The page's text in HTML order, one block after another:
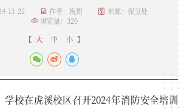
11-22 作者：祝贺
来源：保卫处
浏览量：320
【 大 中 小 】
学校在虎溪校区召开2024年消防安全培训